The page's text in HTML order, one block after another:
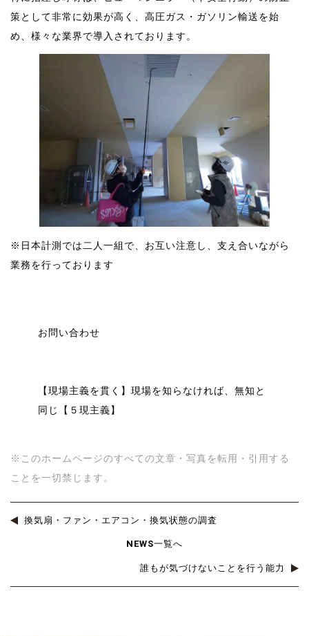
策として非常に効果が高く、高圧ガス・ガソリン輸送を始
め、様々な業界で導入されております。
※日本計測では二人一組で、お互い注意し、支え合いながら
業務を行っております
お問い合わせ
【現場主義を貫く】現場を知らなければ、無知と
同じ【５現主義】
※このホームページのすべての文章・写真を転用・引用する
ことを一切禁じます。
換気扇・ファン・エアコン・換気状態の調査
NEWS一覧へ
誰もが気づけないことを行う能力